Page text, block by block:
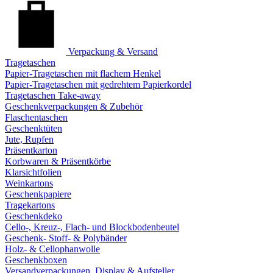
Verpackung & Versand
Tragetaschen
Papier-Tragetaschen mit flachem Henkel
Papier-Tragetaschen mit gedrehtem Papierkordel
Tragetaschen Take-away
Geschenkverpackungen & Zubehör
Flaschentaschen
Geschenktüten
Jute, Rupfen
Präsentkarton
Korbwaren & Präsentkörbe
Klarsichtfolien
Weinkartons
Geschenkpapiere
Tragekartons
Geschenkdeko
Cello-, Kreuz-, Flach- und Blockbodenbeutel
Geschenk- Stoff- & Polybänder
Holz- & Cellophanwolle
Geschenkboxen